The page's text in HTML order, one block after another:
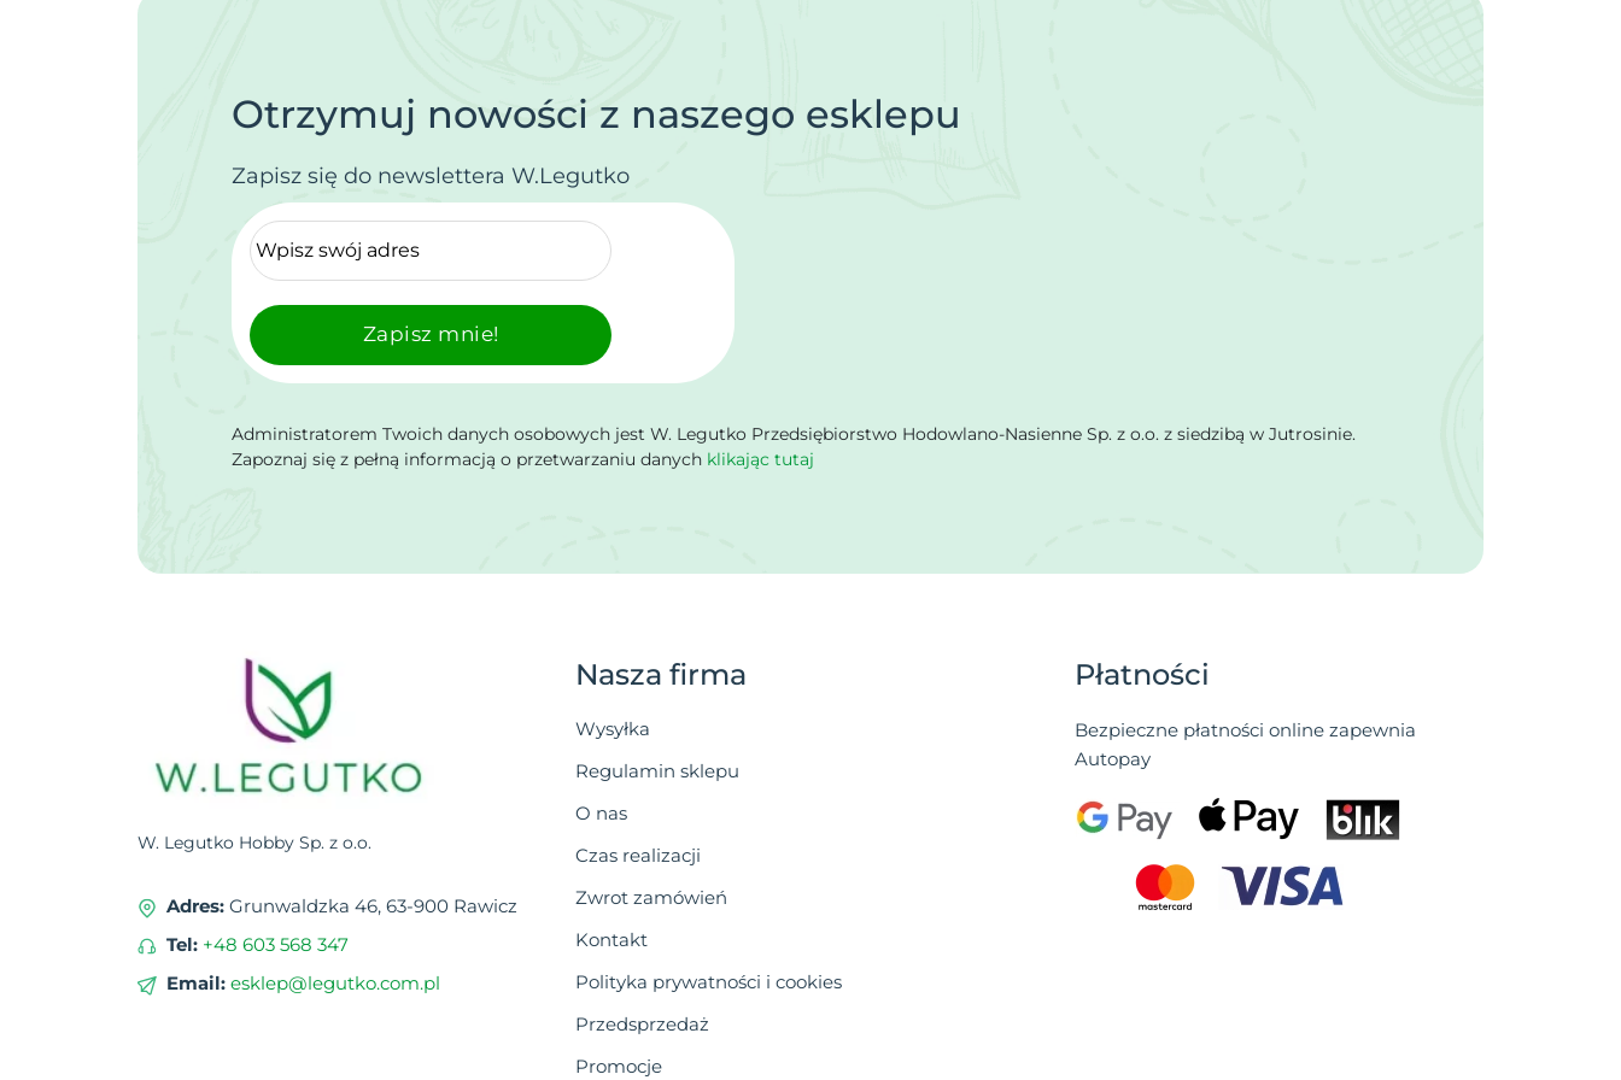
Otrzymuj nowości z naszego esklepu
Zapisz się do newslettera W.Legutko
Zapisz mnie!
Administratorem Twoich danych osobowych jest W. Legutko Przedsiębiorstwo Hodowlano-Nasienne Sp. z o.o. z siedzibą w Jutrosinie.
Zapoznaj się z pełną informacją o przetwarzaniu danych klikając tutaj
W. Legutko Hobby Sp. z o.o.
Adres: Grunwaldzka 46, 63-900 Rawicz
Tel: +48 603 568 347
Email: esklep@legutko.com.pl
Nasza firma
Wysyłka
Regulamin sklepu
O nas
Czas realizacji
Zwrot zamówień
Kontakt
Polityka prywatności i cookies
Przedsprzedaż
Promocje
Płatności
Bezpieczne płatności online zapewnia
Autopay